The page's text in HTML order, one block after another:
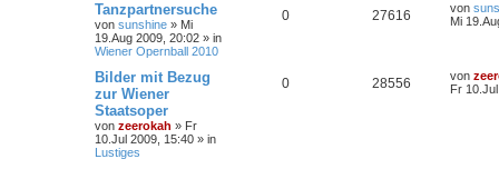
Tanzpartnersuche
von sunshine » Mi
19.Aug 2009, 20:02 » in
Wiener Opernball 2010
0 27616 von
Mi
Bilder mit Bezug
zur Wiener
Staatsoper
von zeerokah » Fr
10.Jul 2009, 15:40 » in
Lustiges
0 28556 von
Fr